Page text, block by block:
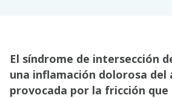
El síndrome de intersección
una inflamación dolorosa del
provocada por la fricción que